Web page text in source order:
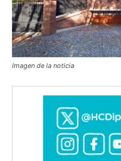
Imagen de la noticia